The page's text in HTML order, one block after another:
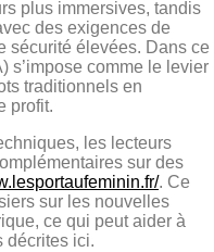
plus immersives, tandis
des exigences de
sécurité élevées. Dans ce
s’impose comme le levier
traditionnels en
profit.
les lecteurs
sur des
. Ce
sur les nouvelles
ce qui peut aider à
décrites ici.